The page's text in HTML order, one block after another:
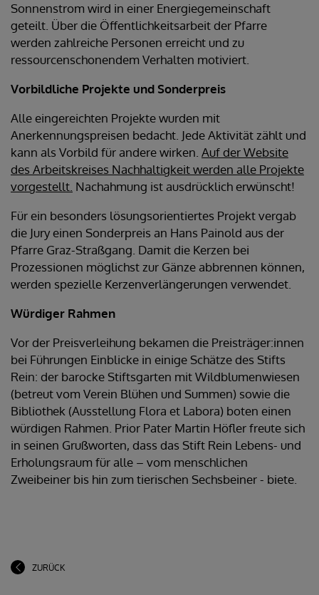
Sonnenstrom wird in einer Energiegemeinschaft
geteilt. Über die Öffentlichkeitsarbeit der Pfarre
werden zahlreiche Personen erreicht und zu
ressourcenschonendem Verhalten motiviert.
Vorbildliche Projekte und Sonderpreis
Alle eingereichten Projekte wurden mit
Anerkennungspreisen bedacht. Jede Aktivität zählt und
kann als Vorbild für andere wirken. Auf der Website
des Arbeitskreises Nachhaltigkeit werden alle Projekte
vorgestellt. Nachahmung ist ausdrücklich erwünscht!
Für ein besonders lösungsorientiertes Projekt vergab
die Jury einen Sonderpreis an Hans Painold aus der
Pfarre Graz-Straßgang. Damit die Kerzen bei
Prozessionen möglichst zur Gänze abbrennen können,
werden spezielle Kerzenverlängerungen verwendet.
Würdiger Rahmen
Vor der Preisverleihung bekamen die Preisträger:innen
bei Führungen Einblicke in einige Schätze des Stifts
Rein: der barocke Stiftsgarten mit Wildblumenwiesen
(betreut vom Verein Blühen und Summen) sowie die
Bibliothek (Ausstellung Flora et Labora) boten einen
würdigen Rahmen. Prior Pater Martin Höfler freute sich
in seinen Grußworten, dass das Stift Rein Lebens- und
Erholungsraum für alle – vom menschlichen
Zweibeiner bis hin zum tierischen Sechsbeiner - biete.
ZURÜCK